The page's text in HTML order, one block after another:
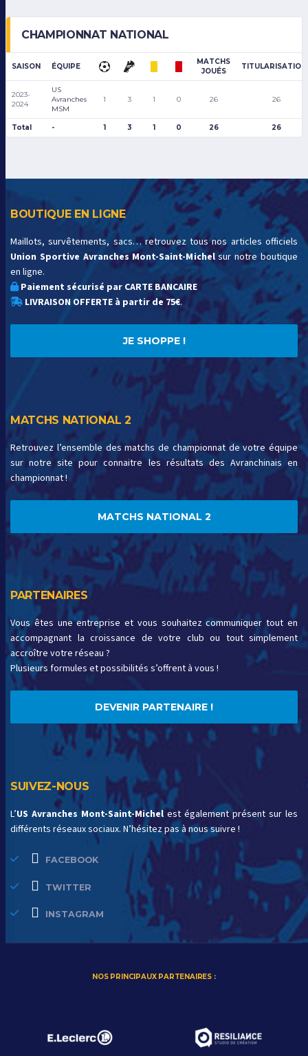
CHAMPIONNAT NATIONAL
SAISON ÉQUIPE
MATCHS
JOUÉS
2023-
2024
US
Avranches
MSM
1 3 1 0 26 26
Total - 1 3 1 0 26 26
BOUTIQUE EN LIGNE
Maillots, survêtements, sacs… retrouvez tous nos articles officiels
Union Sportive Avranches Mont-Saint-Michelsur notre boutique
en ligne.
Paiement sécurisé par CARTE BANCAIRE
LIVRAISON OFFERTE à partir de 75€.
JE SHOPPE !
MATCHS NATIONAL 2
Retrouvez l’ensemble des matchs de championnat de votre équipe
sur notre site pour connaitre les résultats des Avranchinais en
championnat !
MATCHS NATIONAL 2
PARTENAIRES
Vous êtes une entreprise et vous souhaitez communiquer tout en
accompagnant la croissance de votre club ou tout simplement
accroître votre réseau ?
Plusieurs formules et possibilités s’offrent à vous !
DEVENIR PARTENAIRE !
SUIVEZ-NOUS
L’US Avranches Mont-Saint-Michel est également présent sur les
différents réseaux sociaux. N’hésitez pas à nous suivre !
FACEBOOK
TWITTER
INSTAGRAM
NOS PRINCIPAUX PARTENAIRES :